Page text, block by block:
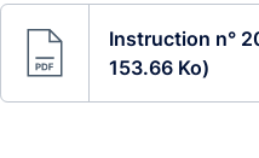
Instruction n°
153.66 Ko)